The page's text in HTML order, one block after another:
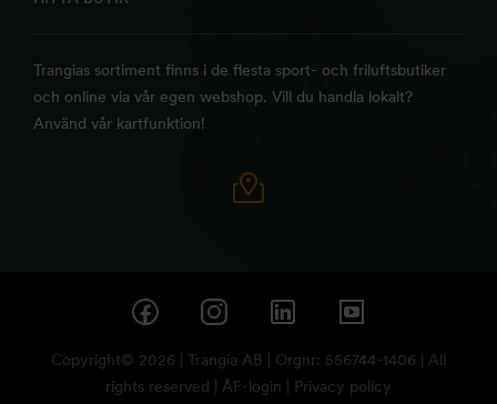
Trangias sortiment finns i de flesta sport- och friluftsbutiker
och online via vår egen webshop. Vill du handla lokalt?
Använd vår kartfunktion!
Copyright© 2026 | Trangia AB | Orgnr: 556744-1406 | All
rights reserved | ÅF-login Privacy policy